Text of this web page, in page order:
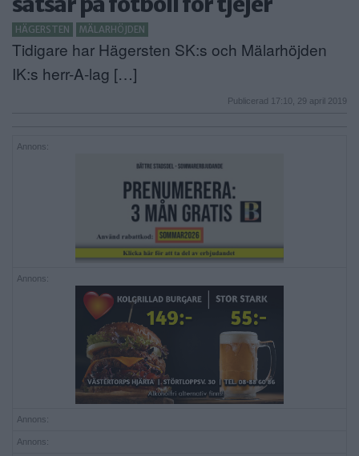
HÄGERSTEN MÄLARHÖJDEN
Tidigare har Hägersten SK:s och Mälarhöjden
IK:s herr-A-lag […]
Publicerad 17:10, 29 april 2019
Annons:
Annons:
Annons:
Annons: